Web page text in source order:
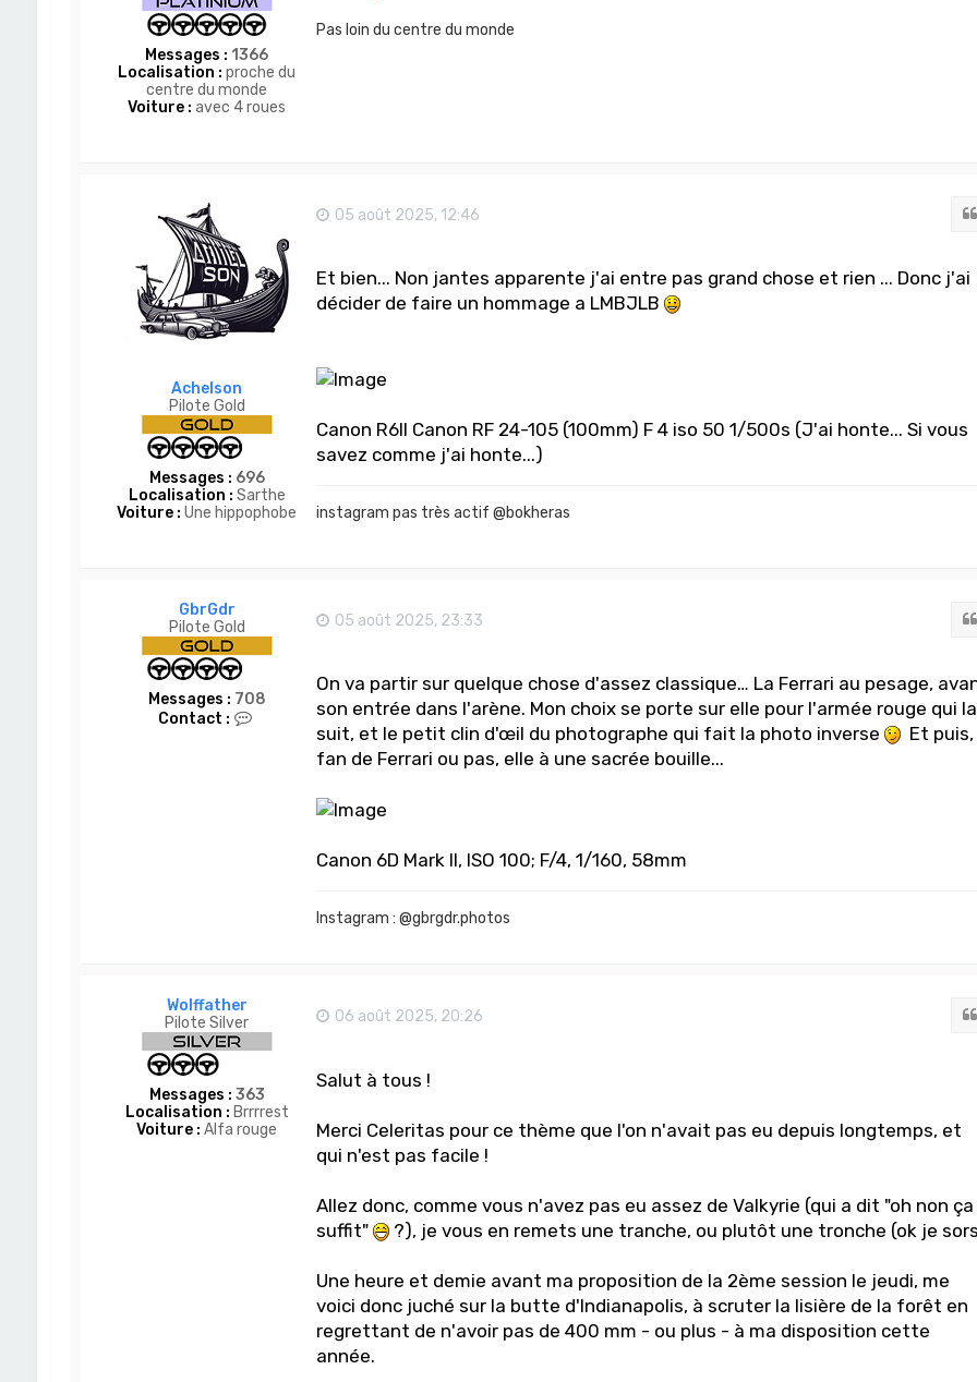
Messages : 1366
Localisation : proche du
centre du monde
Voiture : avec 4 roues
Pas loin du centre du monde
Achelson
Pilote Gold
Messages : 696
Localisation : Sarthe
Voiture : Une hippophobe
05 août 2025, 12:46
Et bien... Non jantes apparente j'ai entre pas grand chose et rien ... Donc j'ai
décider de faire un hommage a LMBJLB
Canon R6II Canon RF 24-105 (100mm) F 4 iso 50 1/500s (J'ai honte... Si vous
savez comme j'ai honte...)
instagram pas très actif @bokheras
GbrGdr
Pilote Gold
Messages : 708
Contact :
05 août 2025, 23:33
On va partir sur quelque chose d'assez classique… La Ferrari au pesage,
son entrée dans l'arène. Mon choix se porte sur elle pour l'armée rouge qui la
suit, et le petit clin d'œil du photographe qui fait la photo inverse
Et puis,
fan de Ferrari ou pas, elle à une sacrée bouille...
Canon 6D Mark II, ISO 100; F/4, 1/160, 58mm
Instagram : @gbrgdr.photos
Wolffather
Pilote Silver
Messages : 363
Localisation : Brrrrest
Voiture : Alfa rouge
06 août 2025, 20:26
Salut à tous !
Merci Celeritas pour ce thème que l'on n'avait pas eu depuis longtemps, et
qui n'est pas facile !
Allez donc, comme vous n'avez pas eu assez de Valkyrie (qui a dit "oh non ça
suffit"
?), je vous en remets une tranche, ou plutôt une tronche (ok je
Une heure et demie avant ma proposition de la 2ème session le jeudi, me
voici donc juché sur la butte d'Indianapolis, à scruter la lisière de la forêt en
regrettant de n'avoir pas de 400 mm - ou plus - à ma disposition cette
année.